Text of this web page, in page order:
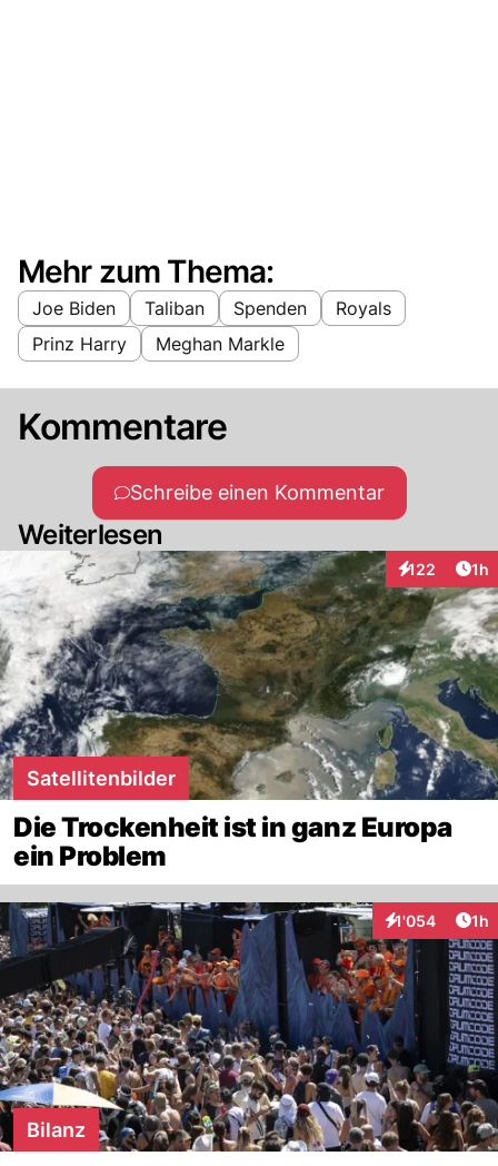
Mehr zum Thema:
Joe Biden Taliban Spenden
Royals
Prinz Harry
Meghan Markle
Kommentare
Schreibe einen Kommentar
Weiterlesen
122
Interaktionen
1h
Satellitenbilder
Die Trockenheit ist in ganz Europa
ein Problem
1'054
Interaktionen1h
Bilanz